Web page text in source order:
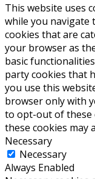
This website uses
while you navigate
cookies that are
your browser as
basic
party cookies that
you use this
browser only with
to opt-out of these
these cookies may
Necessary
Necessary
Always Enabled